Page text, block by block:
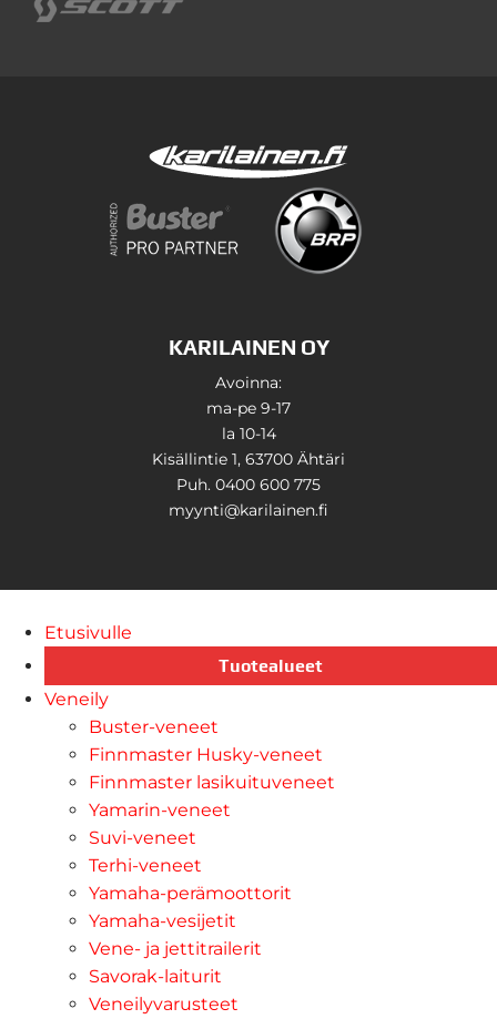
KARILAINEN OY
Avoinna:
ma-pe 9-17
la 10-14
Kisällintie 1, 63700 Ähtäri
Puh. 0400 600 775
myynti@karilainen.fi
Etusivulle
Tuotealueet
Veneily
Buster-veneet
Finnmaster Husky-veneet
Finnmaster lasikuituveneet
Yamarin-veneet
Suvi-veneet
Terhi-veneet
Yamaha-perämoottorit
Yamaha-vesijetit
Vene- ja jettitrailerit
Savorak-laiturit
Veneilyvarusteet